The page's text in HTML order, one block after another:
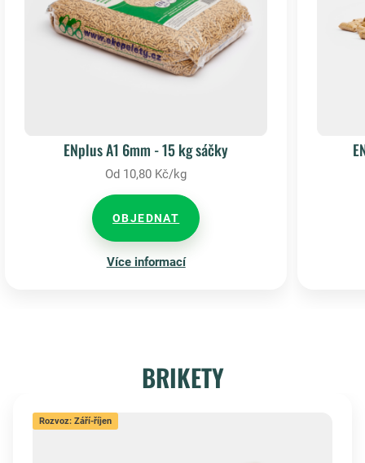
ENplus A1 6mm - 15 kg sáčky
Od 10,80 Kč/kg
OBJEDNAT
Více informací
BRIKETY
Rozvoz: Září-říjen